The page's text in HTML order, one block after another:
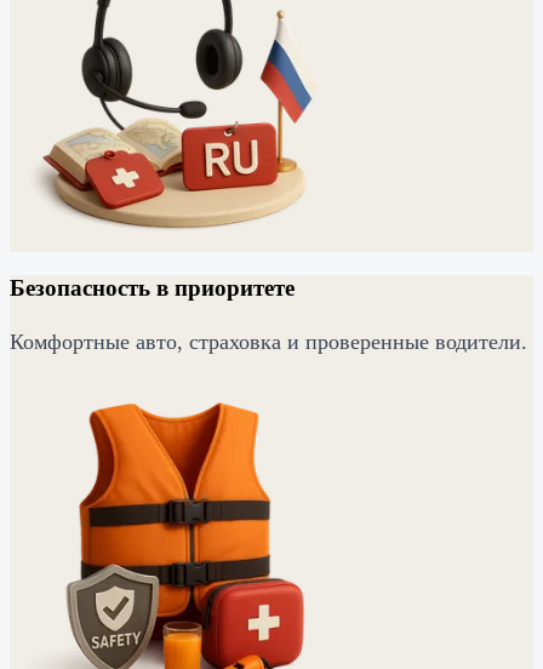
Безопасность в приоритете
Комфортные авто, страховка и проверенные водители.